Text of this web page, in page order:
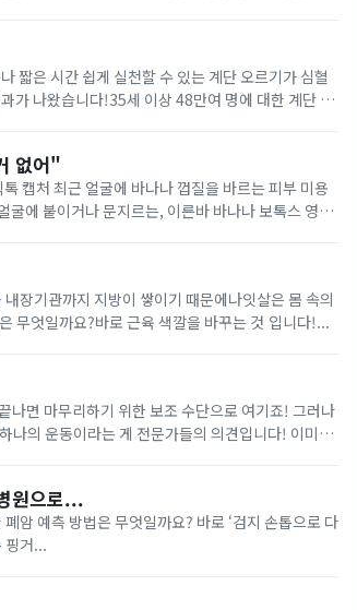
가 나왔습니다!35세 이상 48만여 명에 대한 계단 오
없어"
피부 미용
굴에 붙이거나 문지르는, 이른바 바나나 보톡스 영상
장기관까지 지방이 쌓이기 때문에나잇살은 몸 속의
시한폭탄이라고 할 수 있어요. 그렇다면 과연 중년 나잇살 빼는 법은 무엇일까요?바로 근육 색깔을 바꾸는 것 입니다!...
나면 마무리하기 위한 보조 수단으로 여기죠! 그러나
운동이라는 게 전문가들의 의견입니다! 이미지
원으로...
무엇일까요? 바로 ‘검지 손톱으로 다
는 핑거...